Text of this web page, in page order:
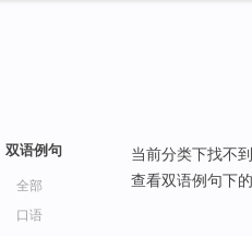
双语例句
全部
口语
当前分类下找不
查看双语例句下的